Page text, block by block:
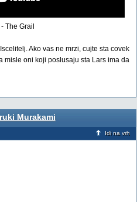
The Grail
Ako vas ne mrzi, cujte sta covek
misle oni koji poslusaju sta Lars ima da
Murakami
Idi na vrh